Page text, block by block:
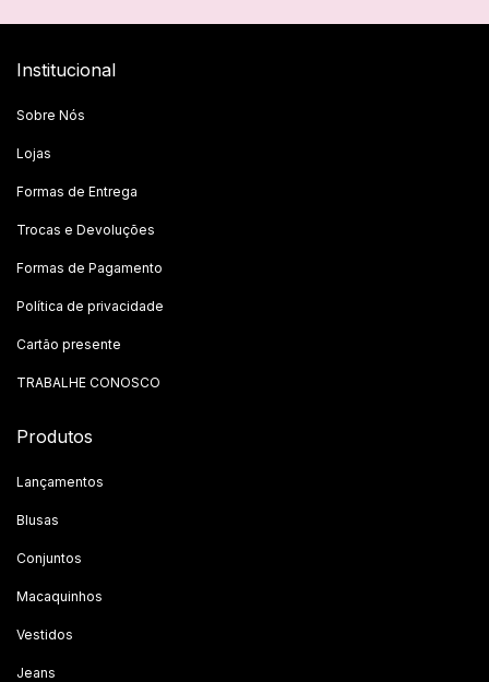
Institucional
Sobre Nós
Lojas
Formas de Entrega
Trocas e Devoluções
Formas de Pagamento
Política de privacidade
Cartão presente
TRABALHE CONOSCO
Produtos
Lançamentos
Blusas
Conjuntos
Macaquinhos
Vestidos
Jeans